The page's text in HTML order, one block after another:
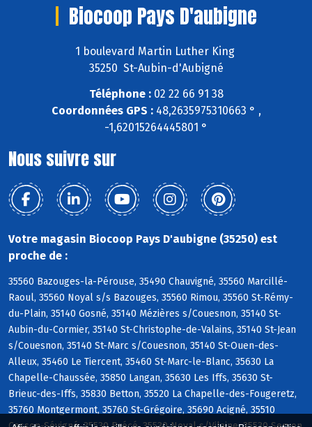
Biocoop Pays D'aubigne
1 boulevard Martin Luther King
35250 St-Aubin-d'Aubigné
Téléphone :02 22 66 91 38
Coordonnées GPS :48,2635975310663 ° ,
-1,62015264445801 °
Nous suivre sur
Votre magasin Biocoop Pays D'aubigne (35250) est
proche de :
35560 Bazouges-la-Pérouse, 35490 Chauvigné, 35560 Marcillé-
Raoul, 35560 Noyal s/s Bazouges, 35560 Rimou, 35560 St-Rémy-
du-Plain, 35140 Gosné, 35140 Mézières s/Couesnon, 35140 St-
Aubin-du-Cormier, 35140 St-Christophe-de-Valains, 35140 St-Jean
s/Couesnon, 35140 St-Marc s/Couesnon, 35140 St-Ouen-des-
Alleux, 35460 Le Tiercent, 35460 St-Marc-le-Blanc, 35630 La
Chapelle-Chaussée, 35850 Langan, 35630 Les Iffs, 35630 St-
Brieuc-des-Iffs, 35830 Betton, 35520 La Chapelle-des-Fougeretz,
35760 Montgermont, 35760 St-Grégoire, 35690 Acigné, 35510